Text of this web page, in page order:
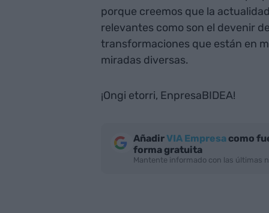
porque creemos que la
relevantes como son el devenir
transformaciones que están en
miradas diversas.
¡Ongi etorri, EnpresaBIDEA!
AñadirVIA Empresacomo
forma gratuita
Mantente informado con las últimas